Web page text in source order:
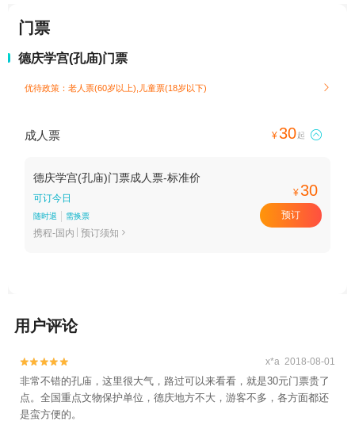
门票
德庆学宫(孔庙)门票
优待政策：老人票(60岁以上),儿童票(18岁以下) 
成人票 ¥30起 
德庆学宫(孔庙)门票成人票-标准价
可订今日
随时退 需换票
携程-国内 预订须知 
¥30
预订
用户评论

 x*a 2018-08-01
非常不错的孔庙，这里很大气，路过可以来看看，就是30元门票贵了
点。全国重点文物保护单位，德庆地方不大，游客不多，各方面都还
是蛮方便的。